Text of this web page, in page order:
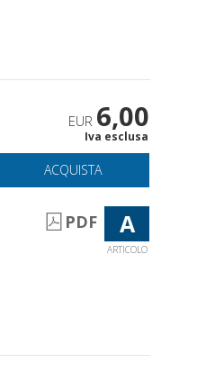
EUR 6,00
Iva esclusa
ACQUISTA
PDF A
ARTICOLO